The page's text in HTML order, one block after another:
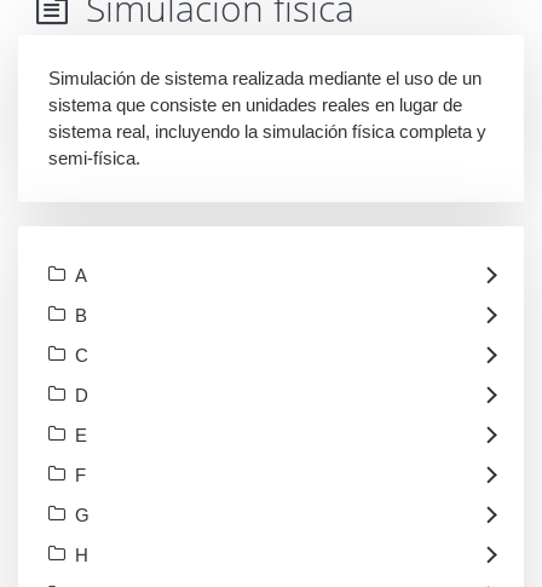
Simulación de sistema realizada mediante el uso de un
sistema que consiste en unidades reales en lugar de
sistema real, incluyendo la simulación física completa y
semi-física.
A
B
C
D
E
F
G
H